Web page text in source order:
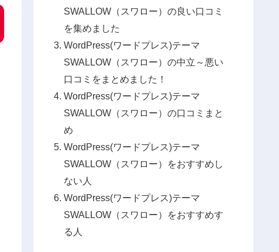
SWALLOW（スワロー）の良い口コミ
を集めました
WordPress(ワードプレス)テーマ
SWALLOW（スワロー）の中立～悪い
口コミをまとめました！
WordPress(ワードプレス)テーマ
SWALLOW（スワロー）の口コミまと
め
WordPress(ワードプレス)テーマ
SWALLOW（スワロー）をおすすめし
ない人
WordPress(ワードプレス)テーマ
SWALLOW（スワロー）をおすすめす
る人